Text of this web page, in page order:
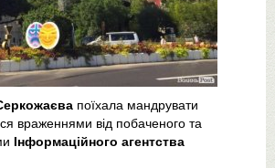
поїхала мандрувати
враженнями від побаченого та
Інформаційного агентства